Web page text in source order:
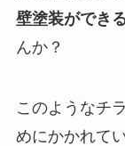
壁塗装ができ
んか？
このようなチ
めにかかれて